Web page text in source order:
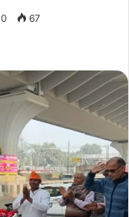
0 67